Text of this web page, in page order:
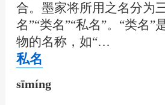
合。墨家将所用之名分为
名”“类名”“私名”。“类名”
物的名称，如“…
私名
sīmíng